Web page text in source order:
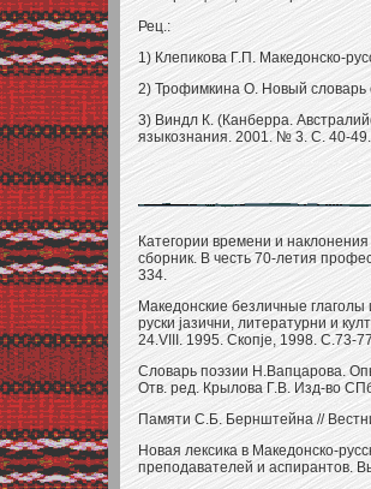
Рец.:
1) Клепикова Г.П. Македонско-
2) Трофимкина О. Новый словарь
3) Виндл К. (Канберра.
языкознания. 2001. № 3. С. 40-49.
Категории времени и наклонения
сборник. В честь 70-летия
334.
Македонские безличные
руски jазични, литературни и
24.VIII. 1995. Скопjе, 1998. С.73-
Словарь поэзии Н.Вапцарова.
Отв. ред. Крылова Г.В. Изд-во
Памяти С.Б. Бернштейна //
Новая лексика в Македонско-
преподавателей и аспирантов.